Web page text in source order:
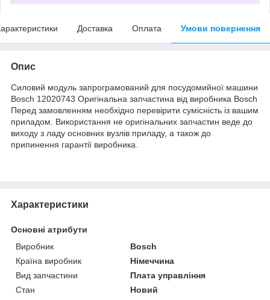
Доставка Оплата Умови повернення
Опис
Силовий модуль запрограмований для посудомийної машини
Bosch 12020743 Оригінальна запчастина від виробника Bosch
Перед замовленням необхідно перевірити сумісність із вашим
приладом. Використання не оригінальних запчастин веде до
виходу з ладу основних вузлів приладу, а також до
припинення гарантії виробника.
Характеристики
Основні атрибути
Виробник
Bosch
Країна виробник
Німеччина
Вид запчастини
Плата управління
Стан
Новий